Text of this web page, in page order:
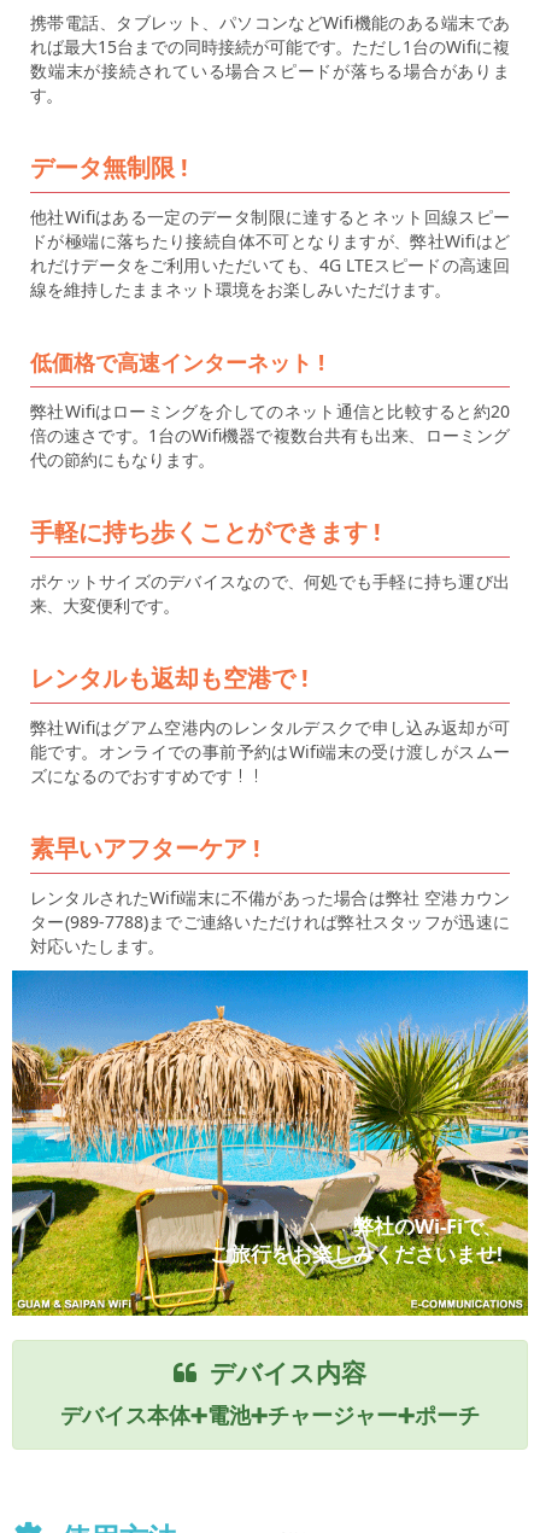
携帯電話、タブレット、パソコンなどWifi機能のある端末であ
れば最大15台までの同時接続が可能です。ただし1台のWifiに複
数端末が接続されている場合スピードが落ちる場合がありま
す。
データ無制限 !
他社Wifiはある一定のデータ制限に達するとネット回線スピー
ドが極端に落ちたり接続自体不可となりますが、弊社Wifiはど
れだけデータをご利用いただいても、4G LTEスピードの高速回
線を維持したままネット環境をお楽しみいただけます。
低価格で高速インターネット !
弊社Wifiはローミングを介してのネット通信と比較すると約20
倍の速さです。1台のWifi機器で複数台共有も出来、ローミング
代の節約にもなります。
手軽に持ち歩くことができます !
ポケットサイズのデバイスなので、何処でも手軽に持ち運び出
来、大変便利です。
レンタルも返却も空港で !
弊社Wifiはグアム空港内のレンタルデスクで申し込み返却が可
能です。オンライでの事前予約はWifi端末の受け渡しがスムー
ズになるのでおすすめです！！
素早いアフターケア !
レンタルされたWifi端末に不備があった場合は弊社 空港カウン
ター(989-7788)までご連絡いただければ弊社スタッフが迅速に
対応いたします。
弊社のWi-Fiで、
ご旅行をお楽しみくださいませ!
デバイス内容
デバイス本体➕電池➕チャージャー➕ポーチ